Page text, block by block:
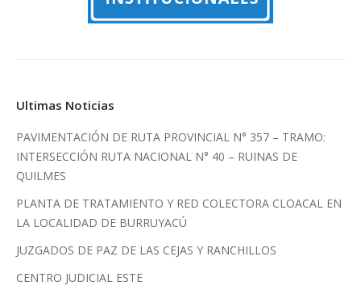
Ultimas Noticias
PAVIMENTACIÓN DE RUTA PROVINCIAL N° 357 – TRAMO:
INTERSECCIÓN RUTA NACIONAL N° 40 – RUINAS DE
QUILMES
PLANTA DE TRATAMIENTO Y RED COLECTORA CLOACAL EN
LA LOCALIDAD DE BURRUYACÚ
JUZGADOS DE PAZ DE LAS CEJAS Y RANCHILLOS
CENTRO JUDICIAL ESTE